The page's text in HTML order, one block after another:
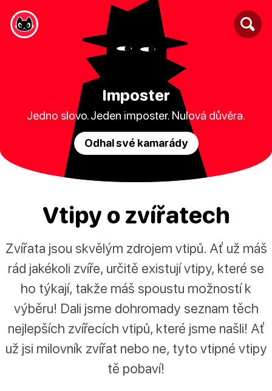
Imposter
Jedno slovo. Jeden imposter. Nulová důvěra.
Odhal své kamarády
Vtipy o zvířatech
Zvířata jsou skvělým zdrojem vtipů. Ať už máš
rád jakékoli zvíře, určitě existují vtipy, které se
ho týkají, takže máš spoustu možností k
výběru! Dali jsme dohromady seznam těch
nejlepších zvířecích vtipů, které jsme našli! Ať
už jsi milovník zvířat nebo ne, tyto vtipné vtipy
tě pobaví!